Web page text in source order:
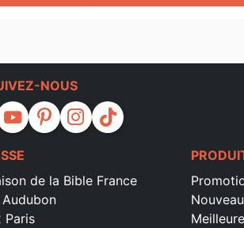
NOUS
youtube pinterest instagram tiktok
de la Bible France
Audubon
Paris